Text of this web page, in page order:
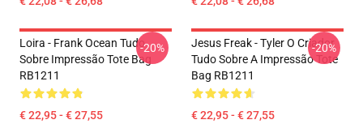
Loira - Frank Ocean Tudo
Sobre Impressão Tote Bag
RB1211
€ 22,95 - € 27,55
-20%
Jesus Freak - Tyler O Criador
Tudo Sobre A Impressão Tote
Bag RB1211
€ 22,95 - € 27,55
-20%